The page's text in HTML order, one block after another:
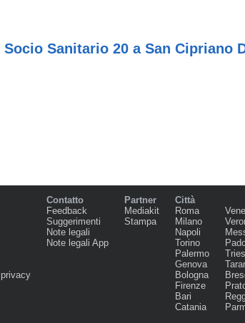
Sanitario 20 a San Cipriano
Contatto
Feedback
Suggerimenti
Note legali
Note legali App
Partner
Mediakit
Stampa
Città
Roma
Milano
Napoli
Torino
Palermo
Genova
Bologna
Firenze
Bari
Catania